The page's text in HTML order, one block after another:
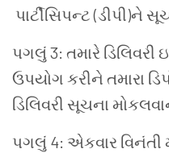
પાર્ટીસિપન્ટ
પગલું 3: તમારે
ઉપયોગ કરીને તમારા
ડિલિવરી સૂચના
પગલું 4: એકવાર